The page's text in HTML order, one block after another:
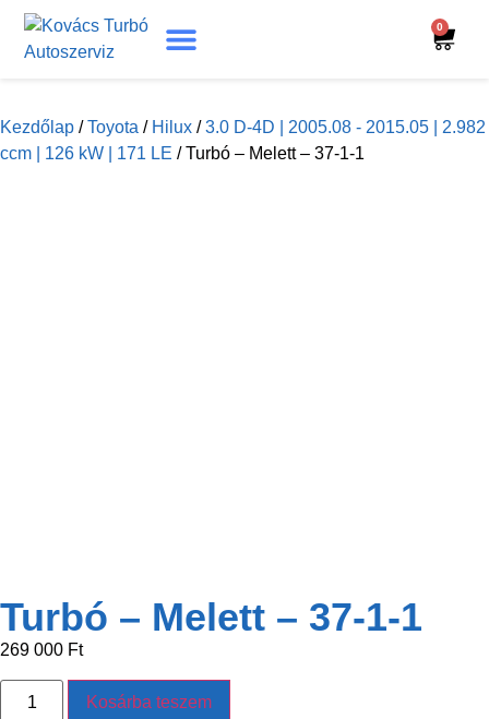
0
Kezdőlap /Toyota / Hilux /3.0 D-4D | 2005.08 - 2015.05 | 2.982
ccm | 126 kW | 171 LE / Turbó – Melett – 37-1-1
Turbó – Melett – 37-1-1
269 000 Ft
Kosárba teszem